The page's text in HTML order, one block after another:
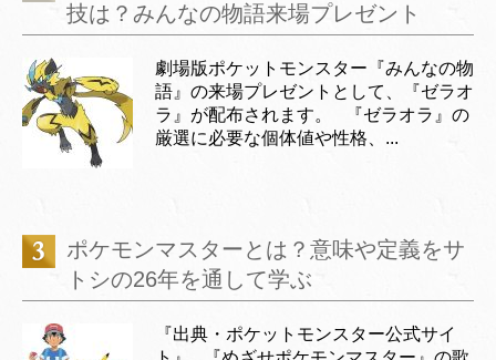
技は？みんなの物語来場プレゼント
劇場版ポケットモンスター『みんなの物
語』の来場プレゼントとして、『ゼラオ
ラ』が配布されます。 『ゼラオラ』の
厳選に必要な個体値や性格、...
ポケモンマスターとは？意味や定義をサ
トシの26年を通して学ぶ
『出典・ポケットモンスター公式サイ